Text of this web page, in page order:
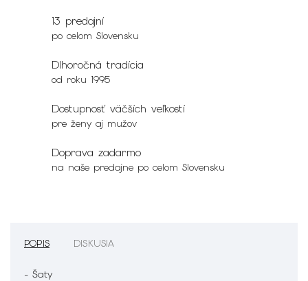
13 predajní
po celom Slovensku
Dlhoročná tradícia
od roku 1995
Dostupnosť väčších veľkostí
pre ženy aj mužov
Doprava zadarmo
na naše predajne po celom Slovensku
POPIS DISKUSIA
- Šaty